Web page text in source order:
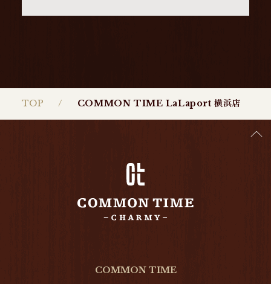
TOP COMMON TIME LaLaport 横浜店
COMMON TIME